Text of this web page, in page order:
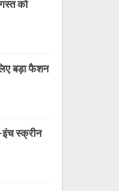
को
बड़ा फैशन
इंच स्क्रीन